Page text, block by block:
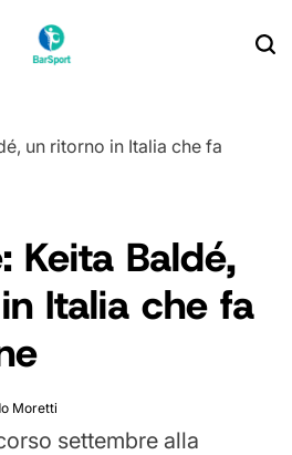
Keita Baldé,
Italia che fa
Moretti
settembre alla